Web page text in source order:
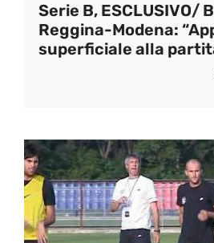
Serie B, ESCLUSIVO/
Reggina-Modena:
superficiale alla